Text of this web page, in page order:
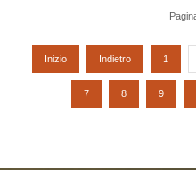
Inizio Indietro 1
7 8 9